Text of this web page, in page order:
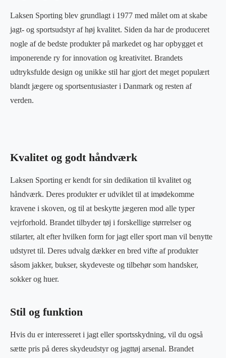
Laksen Sporting blev grundlagt i 1977 med målet om at skabe
jagt- og sportsudstyr af høj kvalitet. Siden da har de produceret
nogle af de bedste produkter på markedet og har opbygget et
imponerende ry for innovation og kreativitet. Brandets
udtryksfulde design og unikke stil har gjort det meget populært
blandt jægere og sportsentusiaster i Danmark og resten af
verden.
Kvalitet og godt håndværk
Laksen Sporting er kendt for sin dedikation til kvalitet og
håndværk. Deres produkter er udviklet til at imødekomme
kravene i skoven, og til at beskytte jægeren mod alle typer
vejrforhold. Brandet tilbyder tøj i forskellige størrelser og
stilarter, alt efter hvilken form for jagt eller sport man vil benytte
udstyret til. Deres udvalg dækker en bred vifte af produkter
såsom jakker, bukser, skydeveste og tilbehør som handsker,
sokker og huer.
Stil og funktion
Hvis du er interesseret i jagt eller sportsskydning, vil du også
sætte pris på deres skydeudstyr og jagttøj arsenal. Brandet